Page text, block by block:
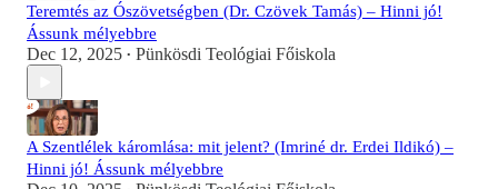
Teremtés az Ószövetségben (Dr. Czövek Tamás) – Hinni jó!
Ássunk mélyebbre
Dec 12, 2025 • Pünkösdi Teológiai Főiskola
A Szentlélek káromlása: mit jelent? (Imriné dr. Erdei Ildikó) –
Hinni jó! Ássunk mélyebbre